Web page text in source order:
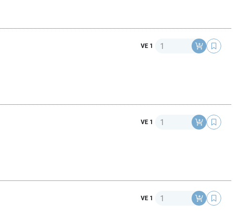
VE 1 Anzahl
VE 1 Anzahl
VE 1 Anzahl